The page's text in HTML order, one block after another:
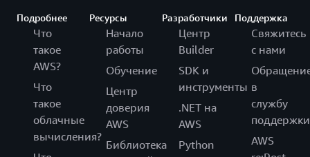
Подробнее
Что
такое
AWS?
Что
такое
облачные
вычисления?
Ресурсы
Начало
работы
Обучение
Центр
доверия
AWS
Библиотека
Разработчики
Центр
Builder
SDK и
инструменты
.NET на
AWS
Python
Поддержка
Свяжитесь
с нами
в
службу
поддержки
AWS